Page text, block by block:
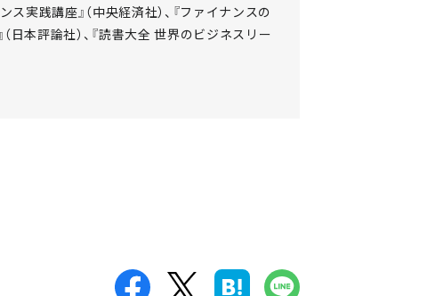
実践講座』（中央経済社）、『ファイナンスの
日本評論社）、『読書大全 世界のビジネスリー